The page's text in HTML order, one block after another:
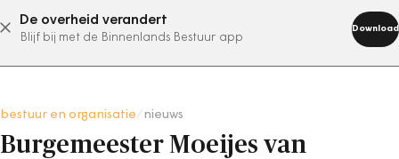
De overheid verandert
Blijf bij met de Binnenlands Bestuur app
Download
abonneer nu
bestuur en organisatie nieuws
Burgemeester Moeijes van